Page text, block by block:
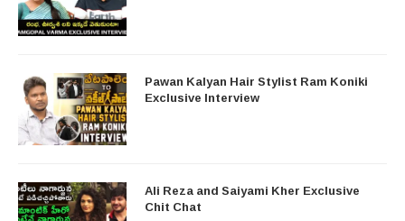
Pawan Kalyan Hair Stylist Ram Koniki
Exclusive Interview
Ali Reza and Saiyami Kher Exclusive
Chit Chat